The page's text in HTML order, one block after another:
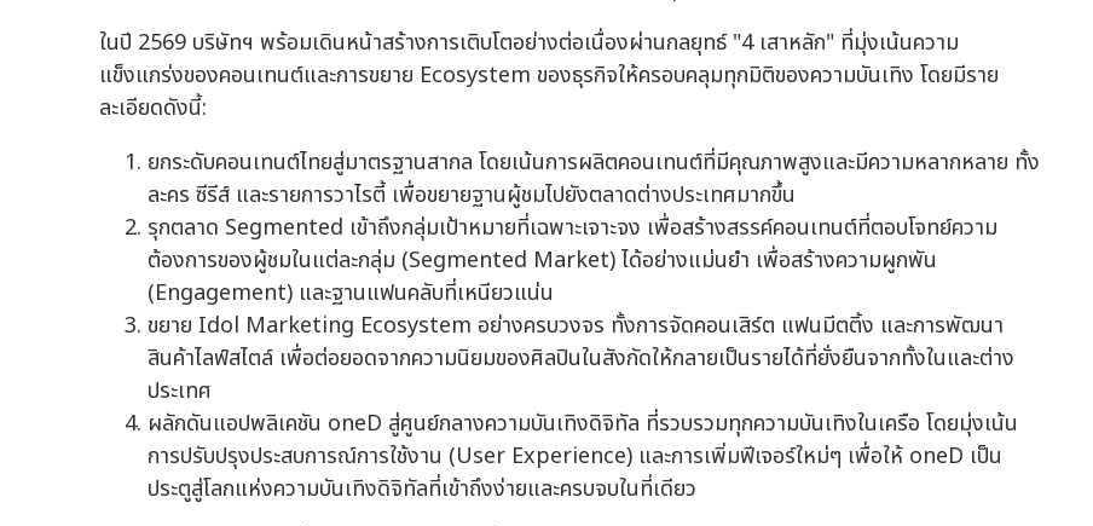
ในปี 2569 บริษัทฯ พร้อมเดินหน้าสร้างการเติบโตอย่างต่อเนื่องผ่านกลยุทธ์ "4 เสาหลัก" ที่มุ่งเน้นความ
แข็งแกร่งของคอนเทนต์และการขยาย Ecosystem ของธุรกิจให้ครอบคลุมทุกมิติของความบันเทิง โดยมีราย
ละเอียดดังนี้:
ยกระดับคอนเทนต์ไทยสู่มาตรฐานสากล โดยเน้นการผลิตคอนเทนต์ที่มีคุณภาพสูงและมีความหลากหลาย ทั้ง
ละคร ซีรีส์ และรายการวาไรตี้ เพื่อขยายฐานผู้ชมไปยังตลาดต่างประเทศมากขึ้น
รุกตลาด Segmented เข้าถึงกลุ่มเป้าหมายที่เฉพาะเจาะจง เพื่อสร้างสรรค์คอนเทนต์ที่ตอบโจทย์ความ
ต้องการของผู้ชมในแต่ละกลุ่ม (Segmented Market) ได้อย่างแม่นยำ เพื่อสร้างความผูกพัน
(Engagement) และฐานแฟนคลับที่เหนียวแน่น
ขยาย Idol Marketing Ecosystem อย่างครบวงจร ทั้งการจัดคอนเสิร์ต แฟนมีตติ้ง และการพัฒนา
สินค้าไลฟ์สไตล์ เพื่อต่อยอดจากความนิยมของศิลปินในสังกัดให้กลายเป็นรายได้ที่ยั่งยืนจากทั้งในและต่าง
ประเทศ
ผลักดันแอปพลิเคชัน oneD สู่ศูนย์กลางความบันเทิงดิจิทัล ที่รวบรวมทุกความบันเทิงในเครือ โดยมุ่งเน้น
การปรับปรุงประสบการณ์การใช้งาน (User Experience) และการเพิ่มฟีเจอร์ใหม่ๆ เพื่อให้ oneD เป็น
ประตูสู่โลกแห่งความบันเทิงดิจิทัลที่เข้าถึงง่ายและครบจบในที่เดียว